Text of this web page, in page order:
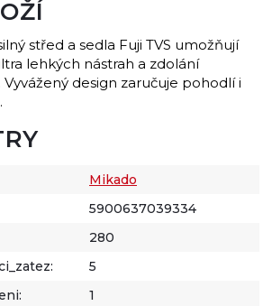
střed a sedla Fuji TVS umožňují
lehkých nástrah a zdolání
design zaručuje pohodlí i
Mikado
5900637039334
280
5
1